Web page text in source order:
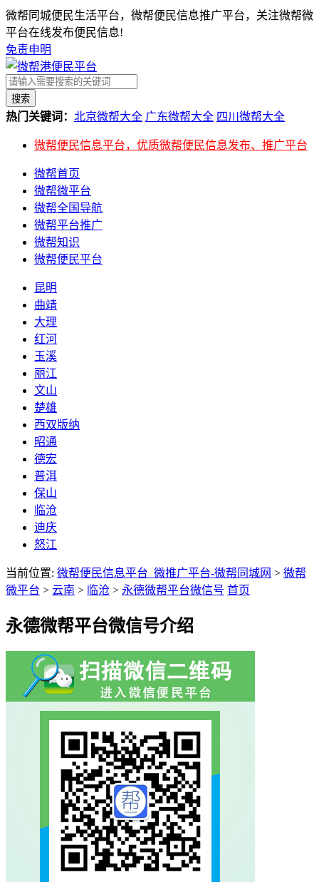
微帮同城便民生活平台，微帮便民信息推广平台，关注微帮微
平台在线发布便民信息!
免责申明
搜索
热门关键词： 北京微帮大全 广东微帮大全 四川微帮大全
微帮便民信息平台，优质微帮便民信息发布、推广平台
微帮首页
微帮微平台
微帮全国导航
微帮平台推广
微帮知识
微帮便民平台
昆明
曲靖
大理
红河
玉溪
丽江
文山
楚雄
西双版纳
昭通
德宏
普洱
保山
临沧
迪庆
怒江
当前位置: 微帮便民信息平台_微推广平台-微帮同城网 > 微帮
微平台 > 云南 > 临沧 > 永德微帮平台微信号 首页
永德微帮平台微信号介绍